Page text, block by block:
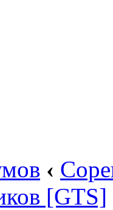
‹
[GTS]